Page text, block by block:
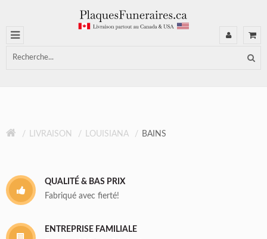
LIVRAISON LOUISIANA BAINS
QUALITÉ & BAS PRIX
Fabriqué avec fierté!
ENTREPRISE FAMILIALE